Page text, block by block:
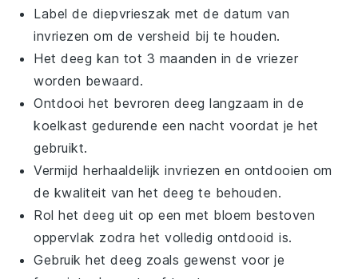
Label de diepvrieszak met de datum van
invriezen om de versheid bij te houden.
Hetdeeg kan tot 3 maanden in de vriezer
worden bewaard.
Ontdooi het bevroren deeg langzaam in de
koelkast gedurende een nacht voordat je het
gebruikt.
Vermijd herhaaldelijk invriezen en ontdooien om
de kwaliteit van het deeg te behouden.
Rol hetdeeg uit op een met bloem bestoven
oppervlak zodra het volledig ontdooid is.
Gebruik hetdeeg zoals gewenst voor je